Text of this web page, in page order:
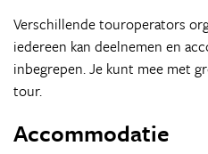
Verschillende touroperators
iedereen kan deelnemen en
inbegrepen. Je kunt mee met
tour.
Accommodatie